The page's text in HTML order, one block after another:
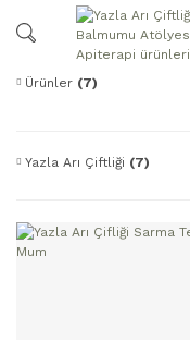
Ürünler (7)
Yazla Arı Çiftliği (7)